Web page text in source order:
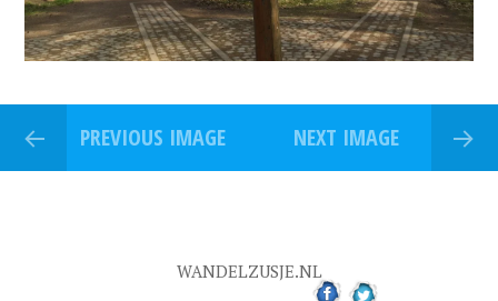
PREVIOUS IMAGE NEXT IMAGE
WANDELZUSJE.NL